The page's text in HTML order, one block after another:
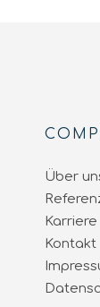
Über
Karriere
Kontakt